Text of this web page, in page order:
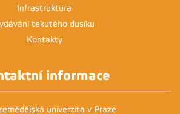
Infrastruktura
tekutého dusíku
Kontakty
informace
univerzita v Praze